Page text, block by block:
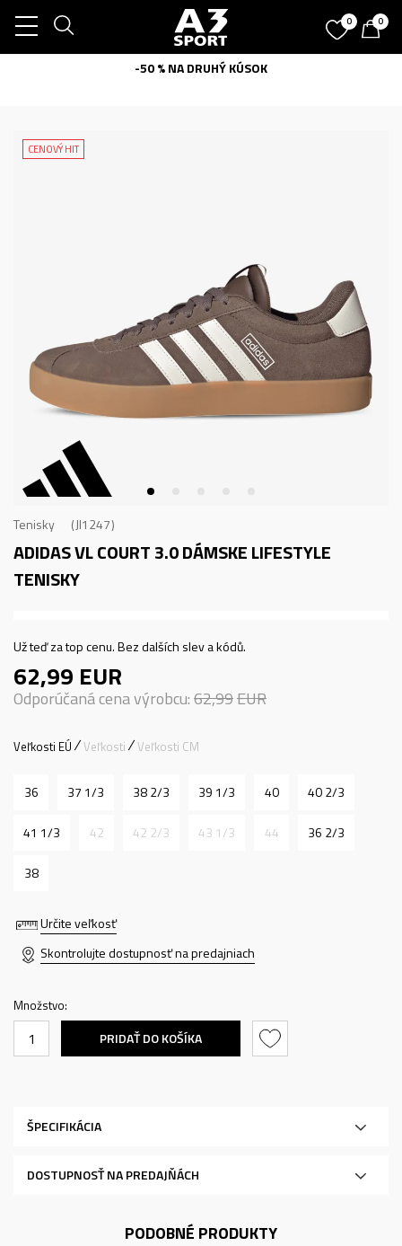
0 0
-50 % NA DRUHÝ KÚSOK
CENOVÝ HIT
Tenisky JI1247
ADIDAS VL COURT 3.0DÁMSKE LIFESTYLE
TENISKY
Už teď za top cenu. Bez dalších slev a kódů.
62,99 EUR
Odporúčaná cena výrobcu:62,99EUR
Určite veľkosť
Veľkosti EÚ Veľkosti Veľkosti CM
36 37 1/3 38 2/3 39 1/3 40 40 2/3
41 1/3 42 42 2/3 43 1/3 44 36 2/3
38
Skontrolujte dostupnosť na predajniach
Množstvo:
PRIDAŤ DO KOŠÍKA
ŠPECIFIKÁCIA
DOSTUPNOSŤ NA PREDAJŇÁCH
PODOBNÉ PRODUKTY